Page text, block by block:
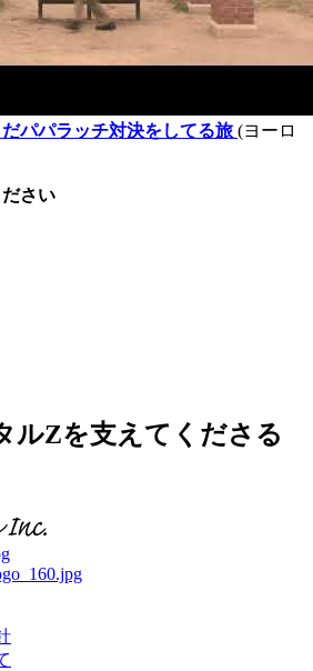
だパパラッチ対決をしてる旅 (ヨーロ
さい
ルZを支えてくださる